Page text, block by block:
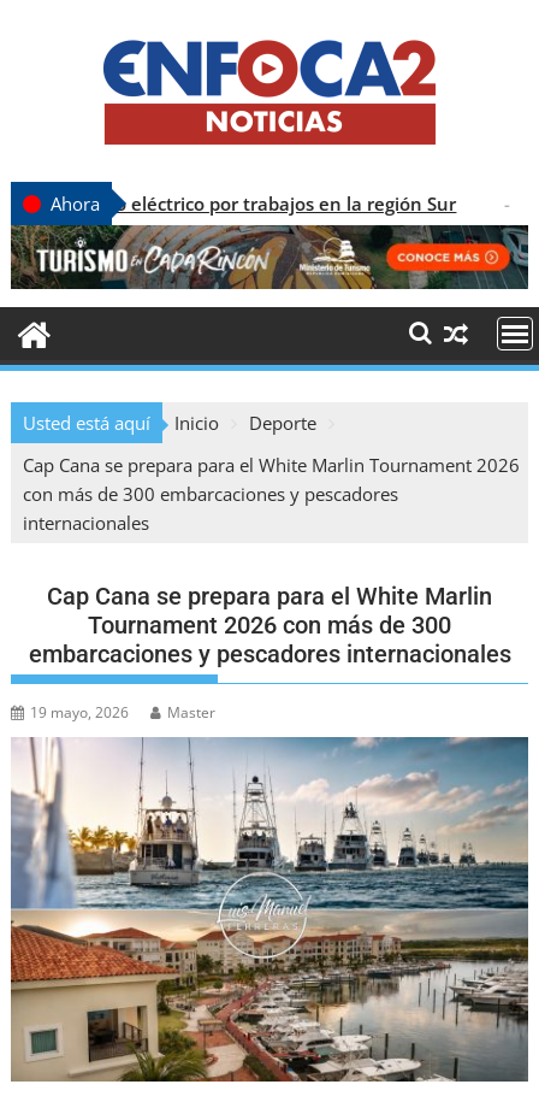
Ahora
eléctrico por trabajos en la región Sur
Usted está aquí Inicio
Deporte
Cap Cana se prepara para el White Marlin Tournament 2026
con más de 300 embarcaciones y pescadores
internacionales
Cap Cana se prepara para el White Marlin
Tournament 2026 con más de 300
embarcaciones y pescadores internacionales
19 mayo, 2026 Master